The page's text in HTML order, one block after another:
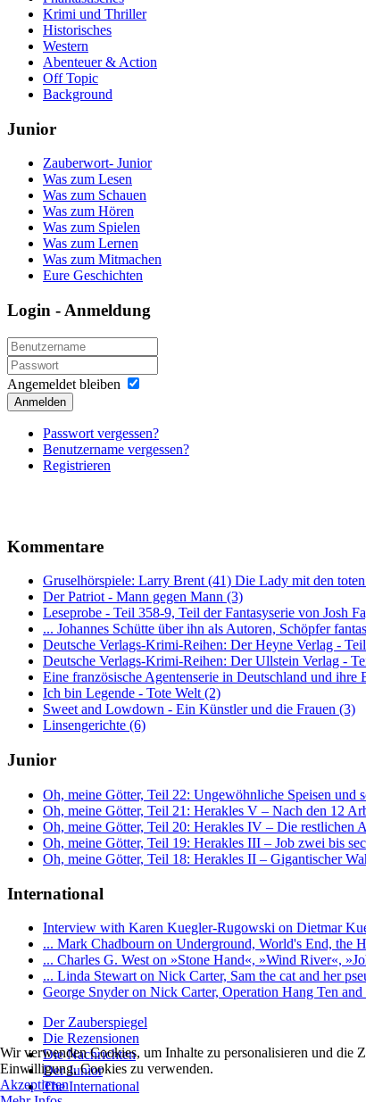
Krimi und Thriller
Historisches
Western
Abenteuer & Action
Off Topic
Background
Junior
Zauberwort- Junior
Was zum Lesen
Was zum Schauen
Was zum Hören
Was zum Spielen
Was zum Lernen
Was zum Mitmachen
Eure Geschichten
Login - Anmeldung
Angemeldet bleiben
Anmelden
Passwort vergessen?
Benutzername vergessen?
Registrieren
Kommentare
Gruselhörspiele: Larry Brent (41) Die Lady mit den
Der Patriot - Mann gegen Mann (3)
Leseprobe - Teil 358-9, Teil der Fantasyserie von Josh
... Johannes Schütte über ihn als Autoren, Schöpfer
Deutsche Verlags-Krimi-Reihen: Der Heyne Verlag -
Deutsche Verlags-Krimi-Reihen: Der Ullstein Verlag -
Eine französische Agentenserie in Deutschland und ihre
Ich bin Legende - Tote Welt (2)
Sweet and Lowdown - Ein Künstler und die Frauen (3)
Linsengerichte (6)
Junior
Oh, meine Götter, Teil 22: Ungewöhnliche Speisen und
Oh, meine Götter, Teil 21: Herakles V – Nach den 12
Oh, meine Götter, Teil 20: Herakles IV – Die restlichen
Oh, meine Götter, Teil 19: Herakles III – Job zwei bis
Oh, meine Götter, Teil 18: Herakles II – Gigantischer
International
Interview with Karen Kuegler-Rugowski on Dietmar
... Mark Chadbourn on Underground, World's End, the
... Charles G. West on »Stone Hand«, »Wind River«,
... Linda Stewart on Nick Carter, Sam the cat and her
George Snyder on Nick Carter, Operation Hang Ten
Der Zauberspiegel
Die Rezensionen
Die Nachrichten
Der Junior
The International
Wir verwenden Cookies, um Inhalte zu personalisieren und die
Einwilligung, Cookies zu verwenden.
Akzeptieren